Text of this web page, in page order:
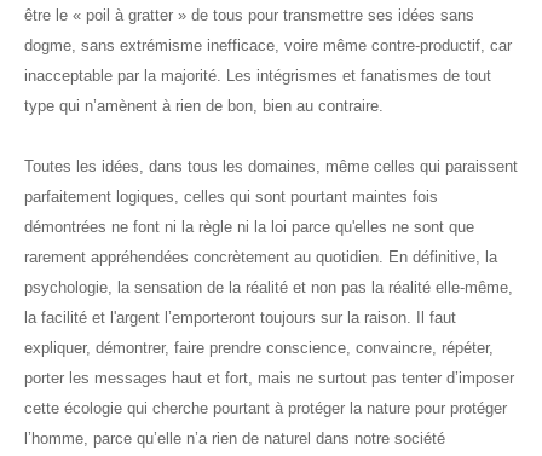
être le « poil à gratter » de tous pour transmettre ses idées sans
dogme, sans extrémisme inefficace, voire même contre-productif, car
inacceptable par la majorité. Les intégrismes et fanatismes de tout
type qui n’amènent à rien de bon, bien au contraire.
Toutes les idées, dans tous les domaines, même celles qui paraissent
parfaitement logiques, celles qui sont pourtant maintes fois
démontrées ne font ni la règle ni la loi parce qu'elles ne sont que
rarement appréhendées concrètement au quotidien. En définitive, la
psychologie, la sensation de la réalité et non pas la réalité elle-même,
la facilité et l'argent l’emporteront toujours sur la raison. Il faut
expliquer, démontrer, faire prendre conscience, convaincre, répéter,
porter les messages haut et fort, mais ne surtout pas tenter d’imposer
cette écologie qui cherche pourtant à protéger la nature pour protéger
l’homme, parce qu’elle n’a rien de naturel dans notre société